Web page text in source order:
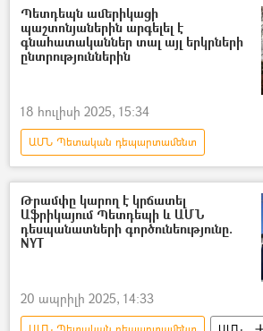
Ուկրաինա
Ռուսաստան
Հատուկ ռազմական գործողություն
ռազմական հատուկ գործողություն
Պետդեպն ամերիկացի
պաշտոնյաներին արգելել է
գնահատականներ տալ այլ երկրների
ընտրություններին
18 հուլիսի 2025, 15:34
ԱՄՆ Պետական դեպարտամենտ
Դոնալդ Թրամփ
Ընտրություններ
Թրամփը կարող է կրճատել
Աֆրիկայում Պետդեպի և ԱՄՆ
դեսպանատների գործունեությունը.
NYT
20 ապրիլի 2025, 14:33